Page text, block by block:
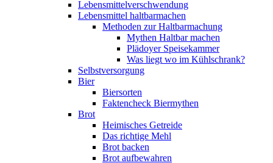
Lebensmittelverschwendung
Lebensmittel haltbarmachen
Methoden zur Haltbarmachung
Mythen Haltbar machen
Plädoyer Speisekammer
Was liegt wo im Kühlschrank?
Selbstversorgung
Bier
Biersorten
Faktencheck Biermythen
Brot
Heimisches Getreide
Das richtige Mehl
Brot backen
Brot aufbewahren